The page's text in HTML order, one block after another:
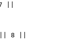
||
8 ||